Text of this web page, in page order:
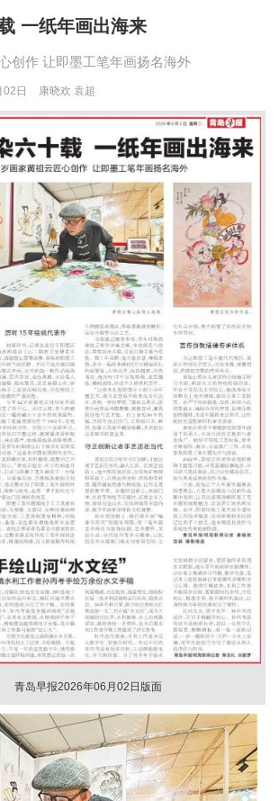
一纸年画出海来
创作 让即墨工笔年画扬名海外
日 康晓欢 袁超
青岛早报2026年06月02日版面